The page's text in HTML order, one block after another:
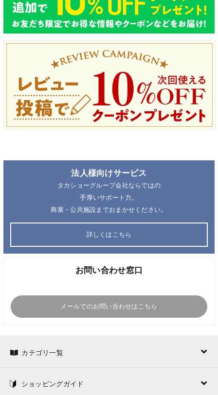
法人様向けサービス
タカショーグループ会社ならではの
手厚いサポート力。
商業・公共施設までおまかせください。
詳しくはこちら
お問い合わせ窓口
メールでのお問い合わせはこちら
カテゴリ一覧
ショッピングガイド